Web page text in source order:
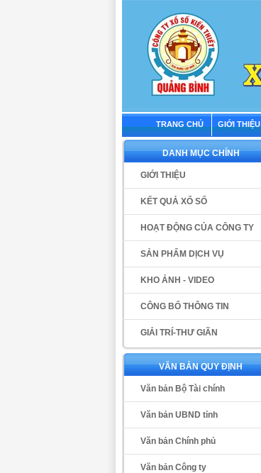
TRANG CHỦ GIỚI THIỆU
DANH MỤC CHÍNH
GIỚI THIỆU
KẾT QUẢ XỔ SỐ
HOẠT ĐỘNG CỦA CÔNG TY
SẢN PHẨM DỊCH VỤ
KHO ẢNH - VIDEO
CÔNG BỐ THÔNG TIN
GIẢI TRÍ-THƯ GIÃN
VĂN BẢN QUY ĐỊNH
Văn bản Bộ Tài chính
Văn bản UBND tỉnh
Văn bản Chính phủ
Văn bản Công ty